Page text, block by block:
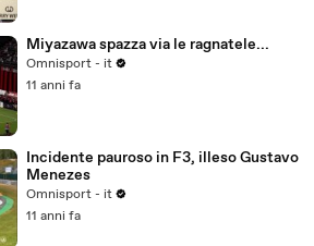
Miyazawa spazza via le ragnatele...
Omnisport - it
11 anni fa
Incidente pauroso in F3, illeso Gustavo
Menezes
Omnisport - it
11 anni fa